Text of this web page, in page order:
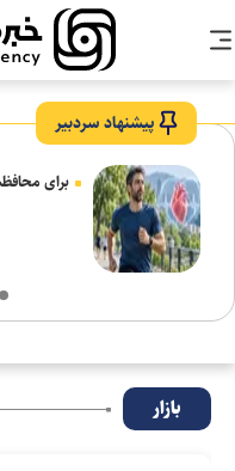
پیشنهاد سردبیر
برای
بازار